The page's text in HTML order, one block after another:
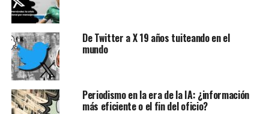
De Twitter a X 19 años tuiteando en el
mundo
Periodismo en la era de la IA: ¿información
más eficiente o el fin del oficio?